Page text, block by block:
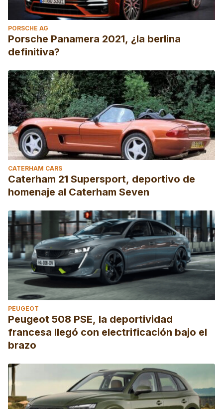
PORSCHE AG
Porsche Panamera 2021, ¿la berlina
definitiva?
CATERHAM CARS
Caterham 21 Supersport, deportivo de
homenaje al Caterham Seven
PEUGEOT
Peugeot 508 PSE, la deportividad
francesa llegó con electrificación bajo el
brazo